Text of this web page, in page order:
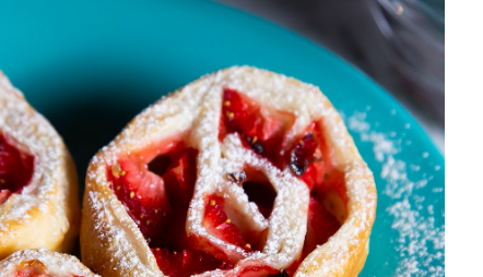
DISTRIBUIDORES E REPRESENTANTES